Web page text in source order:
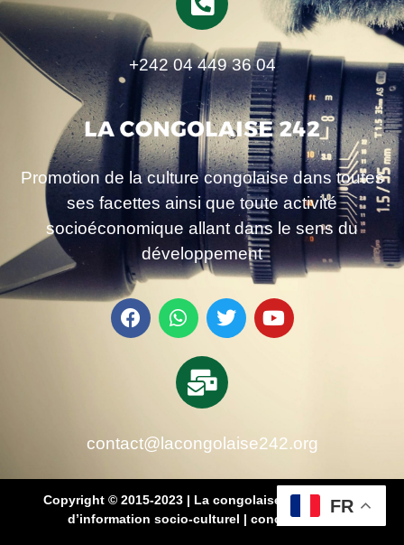
+242 04 449 36 04
Promotion de la culture congolaise dans toutes
ses facettes ainsi que toute activité
socioéconomique allant dans le sens du
développement
contact@lacongolaise242.org
Copyright © 2015-2023 | La congolaise 242 – média
d’information socio-culturel | conçu par SB
FR